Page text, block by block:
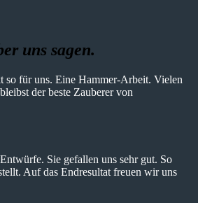
uns sagen.
so für uns. Eine Hammer-Arbeit. Vielen
der beste Zauberer von
Sie gefallen uns sehr gut. So
Auf das Endresultat freuen wir uns